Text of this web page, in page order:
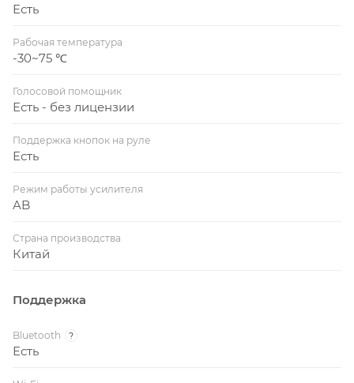
Есть
Рабочая температура
-30~75 ℃
Голосовой помощник
Есть - без лицензии
Поддержка кнопок на руле
Есть
Режим работы усилителя
AB
Страна производства
Китай
Поддержка
Bluetooth ?
Есть